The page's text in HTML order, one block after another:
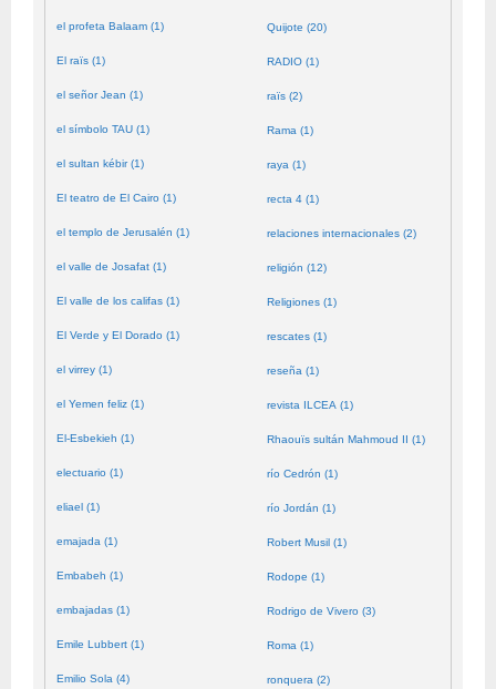
el profeta Balaam (1)
El raïs (1)
el señor Jean (1)
el símbolo TAU (1)
el sultan kébir (1)
El teatro de El Cairo (1)
el templo de Jerusalén (1)
el valle de Josafat (1)
El valle de los califas (1)
El Verde y El Dorado (1)
el virrey (1)
el Yemen feliz (1)
El-Esbekieh (1)
electuario (1)
eliael (1)
emajada (1)
Embabeh (1)
embajadas (1)
Emile Lubbert (1)
Emilio Sola (4)
Quijote (20)
RADIO (1)
raïs (2)
Rama (1)
raya (1)
recta 4 (1)
relaciones internacionales (2)
religión (12)
Religiones (1)
rescates (1)
reseña (1)
revista ILCEA (1)
Rhaouïs sultán Mahmoud II (1)
río Cedrón (1)
río Jordán (1)
Robert Musil (1)
Rodope (1)
Rodrigo de Vivero (3)
Roma (1)
ronquera (2)